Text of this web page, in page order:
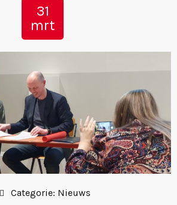
31
mrt
Categorie: Nieuws